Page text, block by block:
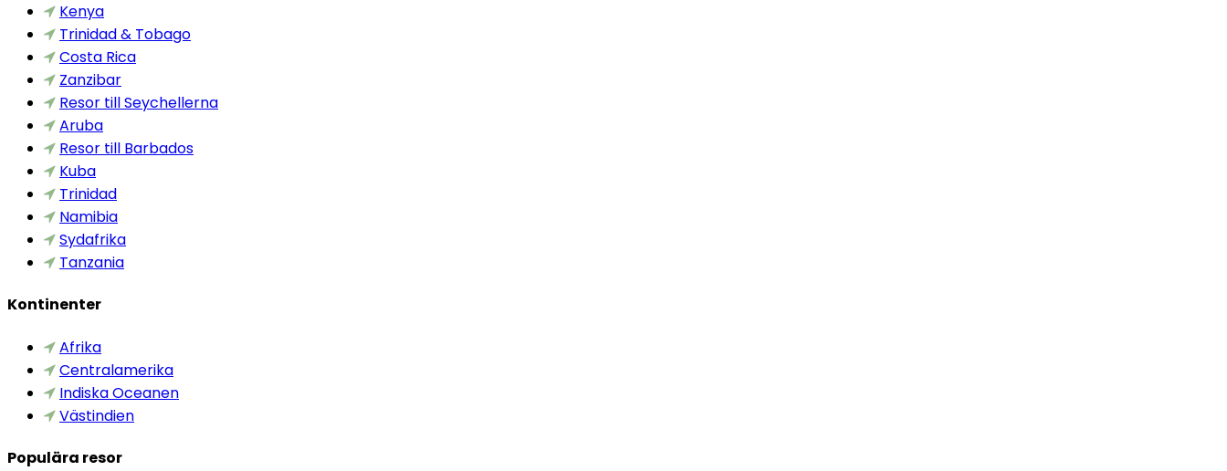
Kenya
Trinidad & Tobago
Costa Rica
Zanzibar
Resor till Seychellerna
Aruba
Resor till Barbados
Kuba
Trinidad
Namibia
Sydafrika
Tanzania
Kontinenter
Afrika
Centralamerika
Indiska Oceanen
Västindien
Populära resor